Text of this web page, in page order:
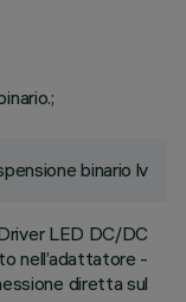
binario lv
LED DC/DC
nell’adattatore -
diretta sul